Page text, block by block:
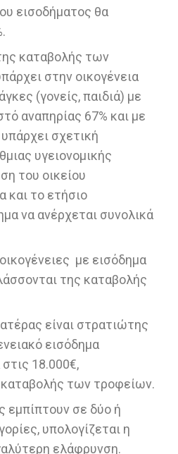
εισοδήματος θα
καταβολής των
στην οικογένεια
(γονείς, παιδιά) με
αναπηρίας 67% και με
σχετική
υγειονομικής
του οικείου
και το ετήσιο
να ανέρχεται συνολικά
με εισόδημα
της καταβολής
είναι στρατιώτης
εισόδημα
18.000€,
των τροφείων.
εμπίπτουν σε δύο ή
υπολογίζεται η
ελάφρυνση.